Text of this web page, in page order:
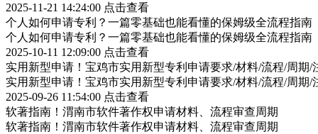
2025-11-21 14:24:00 点击查看
个人如何申请专利？一篇零基础也能看懂的保姆级全流程指南
个人如何申请专利？一篇零基础也能看懂的保姆级全流程指南
2025-10-11 12:09:00 点击查看
实用新型申请！宝鸡市实用新型专利申请要求/材料/流程/周期/
实用新型申请！宝鸡市实用新型专利申请要求/材料/流程/周期/
2025-09-26 11:54:00 点击查看
软著指南！渭南市软件著作权申请材料、流程审查周期
软著指南！渭南市软件著作权申请材料、流程审查周期